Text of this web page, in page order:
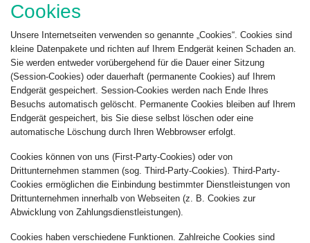
Cookies
Unsere Internetseiten verwenden so genannte „Cookies“. Cookies sind
kleine Datenpakete und richten auf Ihrem Endgerät keinen Schaden an.
Sie werden entweder vorübergehend für die Dauer einer Sitzung
(Session-Cookies) oder dauerhaft (permanente Cookies) auf Ihrem
Endgerät gespeichert. Session-Cookies werden nach Ende Ihres
Besuchs automatisch gelöscht. Permanente Cookies bleiben auf Ihrem
Endgerät gespeichert, bis Sie diese selbst löschen oder eine
automatische Löschung durch Ihren Webbrowser erfolgt.
Cookies können von uns (First-Party-Cookies) oder von
Drittunternehmen stammen (sog. Third-Party-Cookies). Third-Party-
Cookies ermöglichen die Einbindung bestimmter Dienstleistungen von
Drittunternehmen innerhalb von Webseiten (z. B. Cookies zur
Abwicklung von Zahlungsdienstleistungen).
Cookies haben verschiedene Funktionen. Zahlreiche Cookies sind